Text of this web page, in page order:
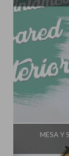
MESA Y